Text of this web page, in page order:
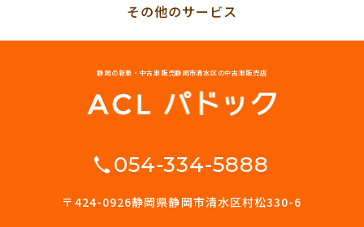
その他のサービス
静岡の新車・中古車販売静岡市清水区の中古車販売店
054-334-5888
〒424-0926静岡県静岡市清水区村松330-6